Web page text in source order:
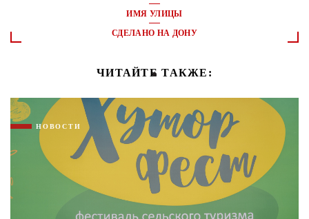
ИМЯ УЛИЦЫ
СДЕЛАНО НА ДОНУ
ЧИТАЙТЕ ТАКЖЕ:
НОВОСТИ